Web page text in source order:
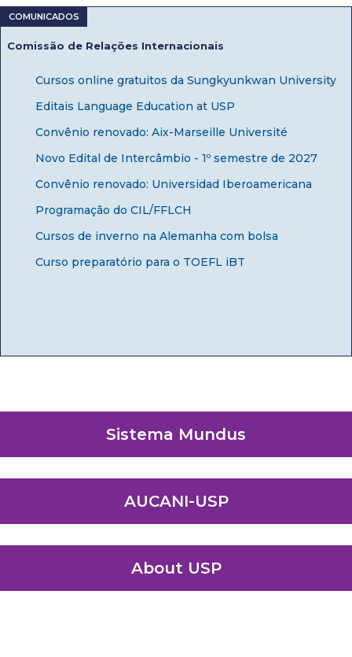
Comissão de Relações Internacionais
Cursos online gratuitos da Sungkyunkwan University
Editais Language Education at USP
Convênio renovado: Aix-Marseille Université
Novo Edital de Intercâmbio - 1º semestre de 2027
Convênio renovado: Universidad Iberoamericana
Programação do CIL/FFLCH
Cursos de inverno na Alemanha com bolsa
Curso preparatório para o TOEFL iBT
Sistema Mundus
AUCANI-USP
About USP